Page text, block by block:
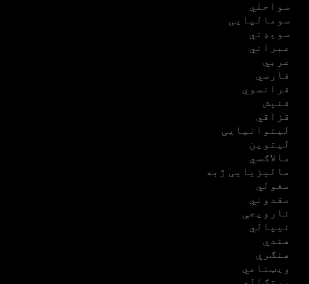
سواحلي
سومالیایی
سویډني
عبراني
عربي
فارسي
فرانسوي
فنېش
قزاقي
لیتوانیایی
لیتوین
مالاګسي
مالیزیایی ژبه
مغولي
مقدوني
نارویجې
نیپالي
هندي
هنګري
ویټنامي